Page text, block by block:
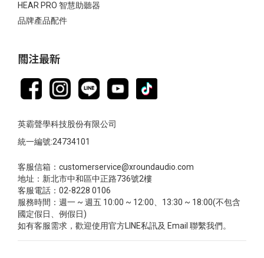
HEAR PRO 智慧助聽器
品牌產品配件
關注最新
英霸聲學科技股份有限公司
統一編號:24734101
客服信箱：customerservice@xroundaudio.com
地址：新北市中和區中正路736號2樓
客服電話：02-8228 0106
服務時間：週一 ~ 週五 10:00 ~ 12:00、13:30 ~ 18:00(不包含
國定假日、例假日)
如有客服需求，歡迎使用官方LINE私訊及 Email 聯繫我們。